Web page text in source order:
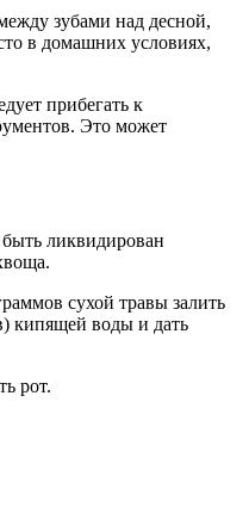
зубами над десной,
в домашних условиях,
прибегать к
Это может
ликвидирован
сухой травы залить
кипящей воды и дать
рот.